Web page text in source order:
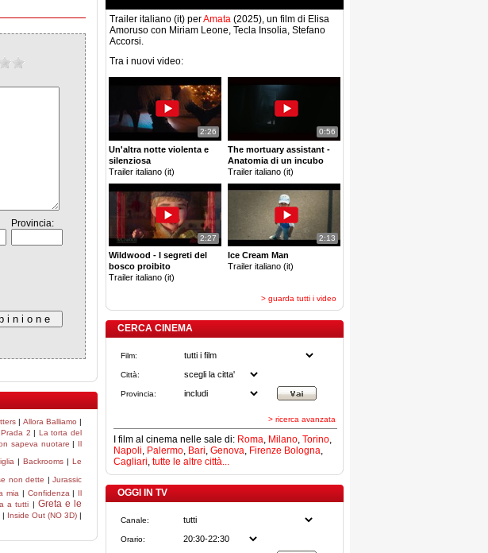
Provincia:
| Allora Balliamo |
2 | La torta del
sapeva nuotare | Il
|Backrooms |Le
non dette |Jurassic
mia | Confidenza | Il
a tutti | Greta e le
| Inside Out (NO 3D) |
Trailer italiano (it) perAmata (2025), un film di Elisa
Amoruso con Miriam Leone, Tecla Insolia, Stefano
Accorsi.
Tra i nuovi video:
2:26
Un'altra notte violenta e
silenziosa
Trailer italiano (it)
0:56
The mortuary assistant -
Anatomia di un incubo
Trailer italiano (it)
2:27
Wildwood - I segreti del
bosco proibito
Trailer italiano (it)
2:13
Ice Cream Man
Trailer italiano (it)
> guarda tutti i video
CERCA CINEMA
Film:
Città:
Provincia:
> ricerca avanzata
I film al cinema nelle sale di: Roma, Milano, Torino,
Napoli, Palermo, Bari, Genova, Firenze Bologna,
Cagliari, tutte le altre città...
OGGI IN TV
Canale:
Orario: